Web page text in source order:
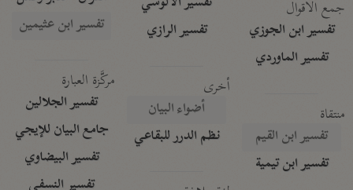
جمع الأقوال
تفسير ابن الجوزي
تفسير الماوردي
منتقاة
تفسير ابن القيم
تفسير ابن تيمية
تفسير الرازي
أخرى
أضواء البيان
نظم الدرر للبقاعي
تفسير ابن عثيمين
مركَّزة العبارة
تفسير الجلالين
جامع البيان للإيجي
تفسير البيضاوي